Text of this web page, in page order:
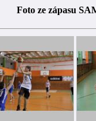
Foto ze zápasu